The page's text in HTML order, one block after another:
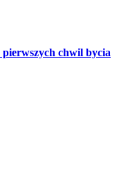
chwil bycia